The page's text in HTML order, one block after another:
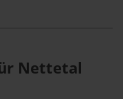
Nettetal